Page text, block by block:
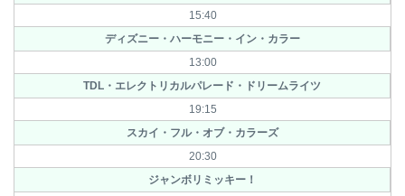
15:40
ディズニー・ハーモニー・イン・カラー
13:00
TDL・エレクトリカルパレード・ドリームライツ
19:15
スカイ・フル・オブ・カラーズ
20:30
ジャンボリミッキー！